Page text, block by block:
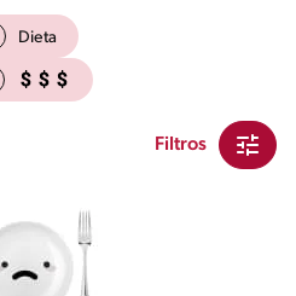
Dieta
Filtros